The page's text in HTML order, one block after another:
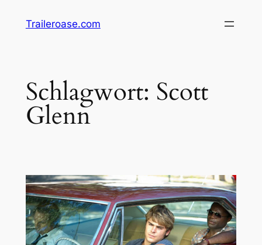
InhaltTraileroase.com
Schlagwort: Scott
Glenn